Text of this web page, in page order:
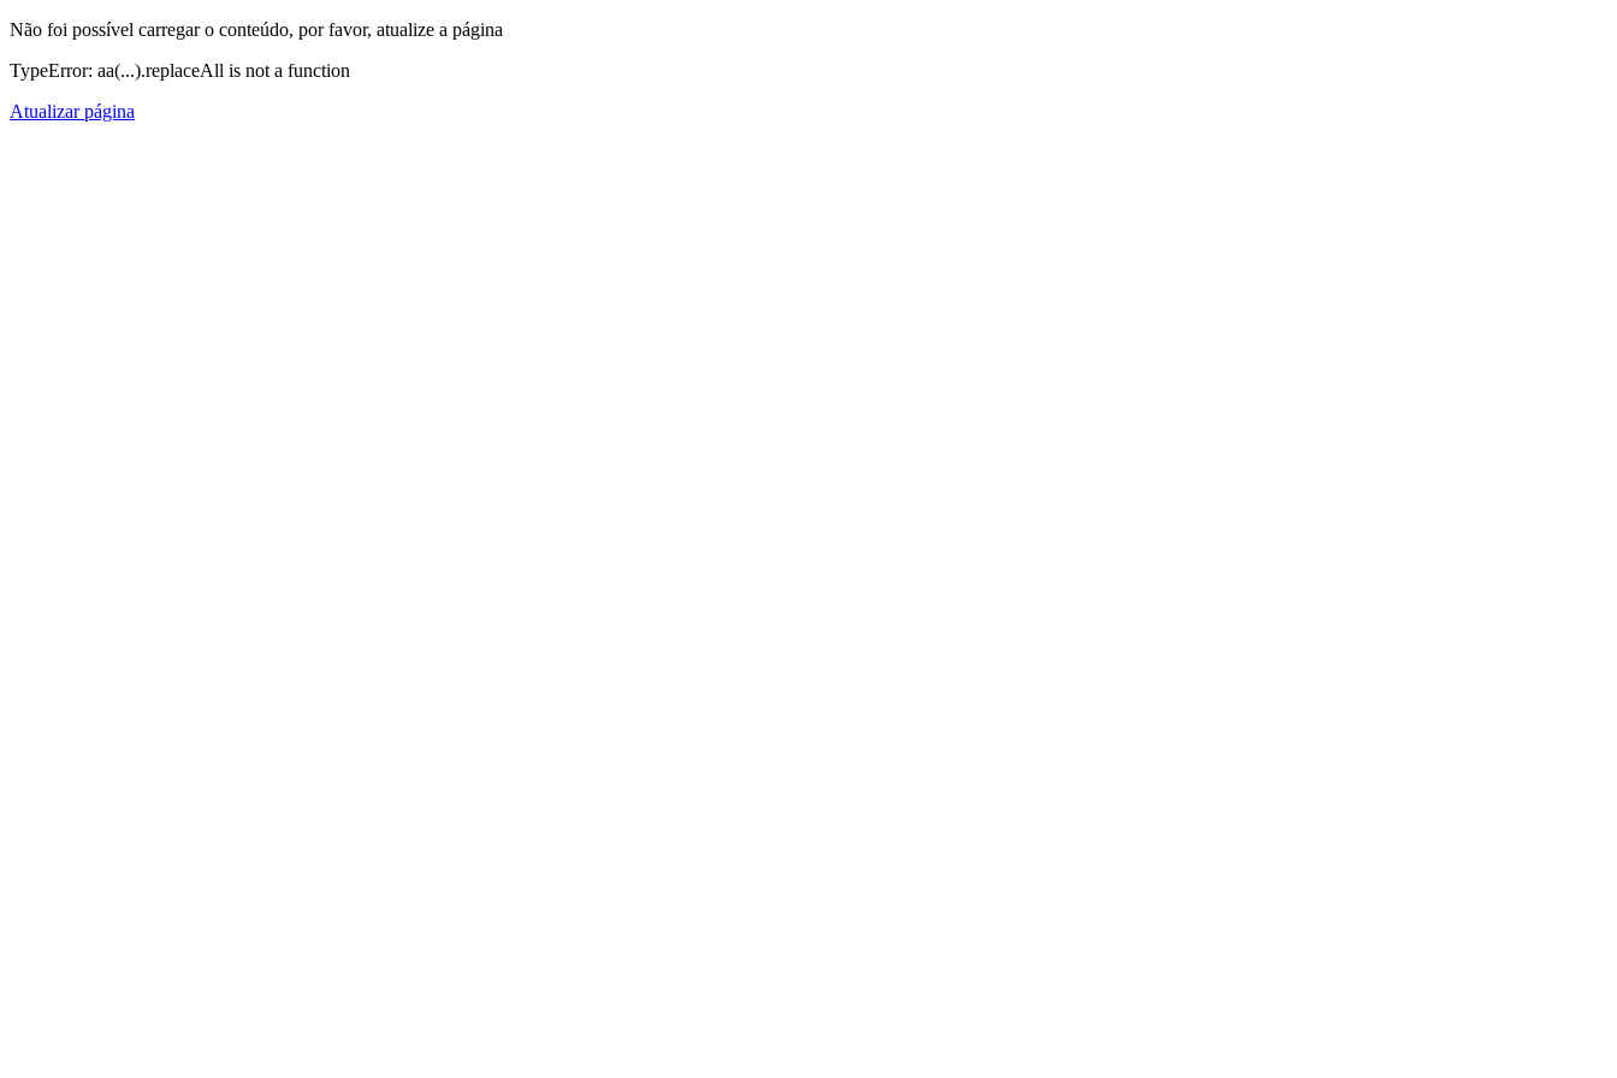
Não foi possível carregar o conteúdo, por favor, atualize a página
TypeError: aa(...).replaceAll is not a function
Atualizar página